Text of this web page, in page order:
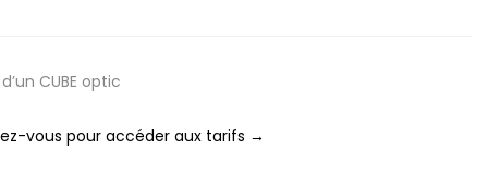
CUBE optic
vous pour accéder aux tarifs →